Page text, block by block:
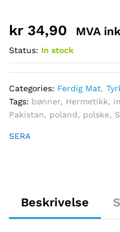
kr 34,90 MVA
Status: In stock
Categories: Ferdig Mat,
Tags: bønner, Hermetikk,
Pakistan, poland, polske,
SERA
Beskrivelse